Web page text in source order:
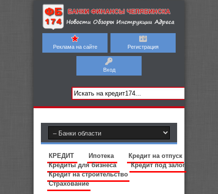
Реклама на сайте Регистрация
Вход
КРЕДИТ Ипотека
Кредит на отпуск
Кредиты для бизнеса
Кредит под залог
Кредит на строительство
Страхование